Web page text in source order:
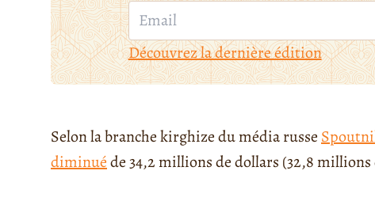
Découvrez la dernière édition
Selon la branche kirghize du média russe
diminuéde 34,2 millions de dollars (32,8